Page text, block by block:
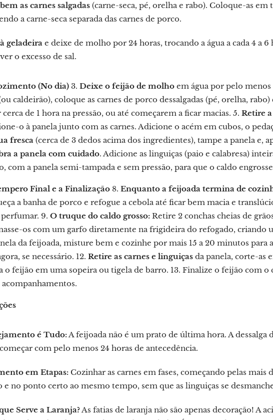
as carnes salgadas (carne-seca, pé, orelha e rabo). Coloque-as em
a carne-seca separada das carnes de porco.
geladeira e deixe de molho por 24 horas, trocando a água a cada 4 a
o excesso de sal.
(No dia) 3. Deixe o feijão de molho em água por pelo menos
caldeirão), coloque as carnes de porco dessalgadas (pé, orelha,
de 1 hora na pressão, ou até começarem a ficar macias. 5. Retire
o à panela junto com as carnes. Adicione o acém em cubos, o
fresca (cerca de 3 dedos acima dos ingredientes), tampe a panela e,
a panela com cuidado. Adicione as linguiças (paio e calabresa)
com a panela semi-tampada e sem pressão, para que o caldo
Final e a Finalização 8. Enquanto a feijoada termina de
a banha de porco e refogue a cebola até ficar bem macia e
9. O truque do caldo grosso: Retire 2 conchas cheias de
os com um garfo diretamente na frigideira do refogado, criando
da feijoada, misture bem e cozinhe por mais 15 a 20 minutos para
se necessário. 12. Retire as carnes e linguiças da panela, corte-as
o feijão em uma sopeira ou tigela de barro. 13. Finalize o feijão com
é Tudo:A feijoada não é um prato de última hora. A dessalga
com pelo menos 24 horas de antecedência.
em Etapas: Cozinhar as carnes em fases, começando pelas
e no ponto certo ao mesmo tempo, sem que as linguiças se
Serve a Laranja?As fatias de laranja não são apenas decoração! A